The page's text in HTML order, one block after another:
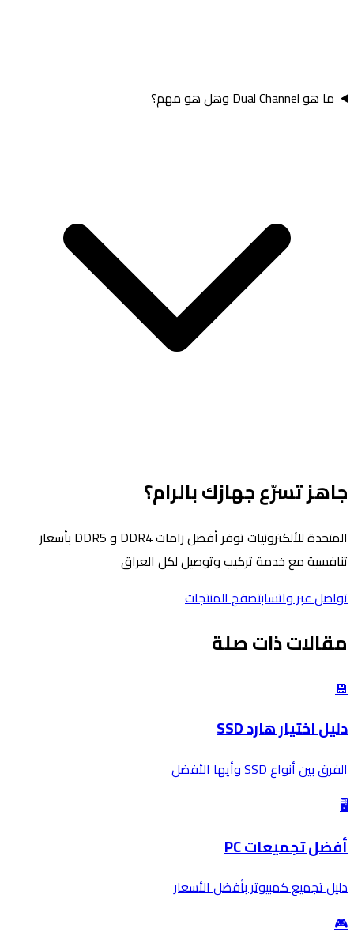
ما هو Dual Channel وهل هو مهم؟
جاهز تسرّع جهازك بالرام؟
المتحدة للألكترونيات توفر أفضل رامات DDR4 و DDR5 بأسعار
تنافسية مع خدمة تركيب وتوصيل لكل العراق
تواصل عبر واتسابتصفح المنتجات
مقالات ذات صلة
💾
دليل اختيار هارد SSD
الفرق بين أنواع SSD وأيها الأفضل
🖥️
أفضل تجميعات PC
دليل تجميع كمبيوتر بأفضل الأسعار
🎮